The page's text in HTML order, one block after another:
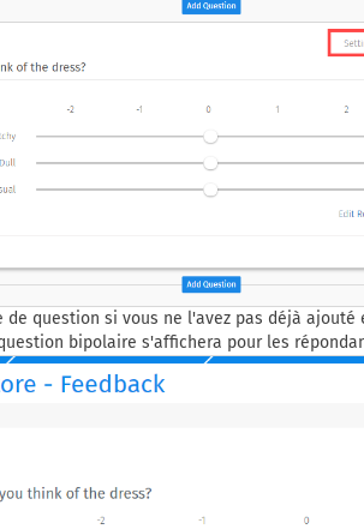
de question si vous ne l'avez pas déjà
bipolaire s'affichera pour les